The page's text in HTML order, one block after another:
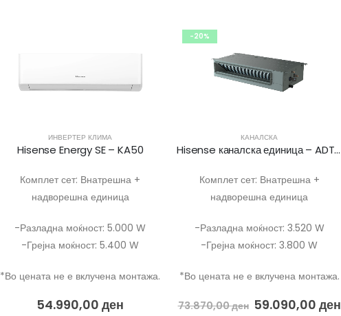
ИНВЕРТЕР КЛИМА
Hisense Energy SE – KA50
Комплет сет: Внатрешна +
надворешна единица
-Разладна моќност: 5.000 W
-Грејна моќност: 5.400 W
*Во цената не е вклучена монтажа.
54.990,00ден
-20%
КАНАЛСКА
Hisense каналска единица – ADT35
Комплет сет: Внатрешна +
надворешна единица
-Разладна моќност: 3.520 W
-Грејна моќност: 3.800 W
*Во цената не е вклучена монтажа.
73.870,00ден 59.090,00 ден